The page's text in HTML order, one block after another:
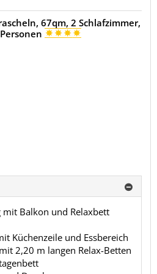
67qm, 2 Schlafzimmer,
Balkon und Relaxbett
Küchenzeile und Essbereich
2,20 m langen Relax-Betten